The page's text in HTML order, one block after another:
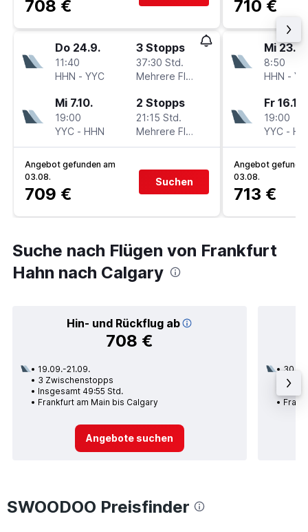
708 €
Do 24.9.
11:40
HHN - YYC
3 Stopps
37:30 Std.
Mehrere Fluglinien
Mi 7.10.
19:00
YYC - HHN
2 Stopps
21:15 Std.
Mehrere Fluglinien
Angebot gefunden am
03.08.
709 €
Suchen
710 €
Mi 23.9.
8:50
HHN -
Fr 16.10.
19:00
YYC -
Angebot
03.08.
713 €
Suche nach Flügen von Frankfurt
Hahn nach Calgary
Hin- und Rückflug ab
708 €
19.09.-21.09.
3 Zwischenstopps
Insgesamt 49:55 Std.
Frankfurt am Main bis Calgary
Angebote suchen
2
SWOODOO Preisfinder